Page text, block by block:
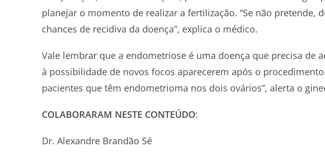
planejar o momento de realizar a fertilização. “Se não
chances de recidiva da doença”, explica o médico.
Vale lembrar que a endometriose é uma doença que precisa
à possibilidade de novos focos aparecerem após o
pacientes que têm endometrioma nos dois ovários”, alerta o
COLABORARAM NESTE CONTEÚDO:
Dr. Alexandre Brandão Sé